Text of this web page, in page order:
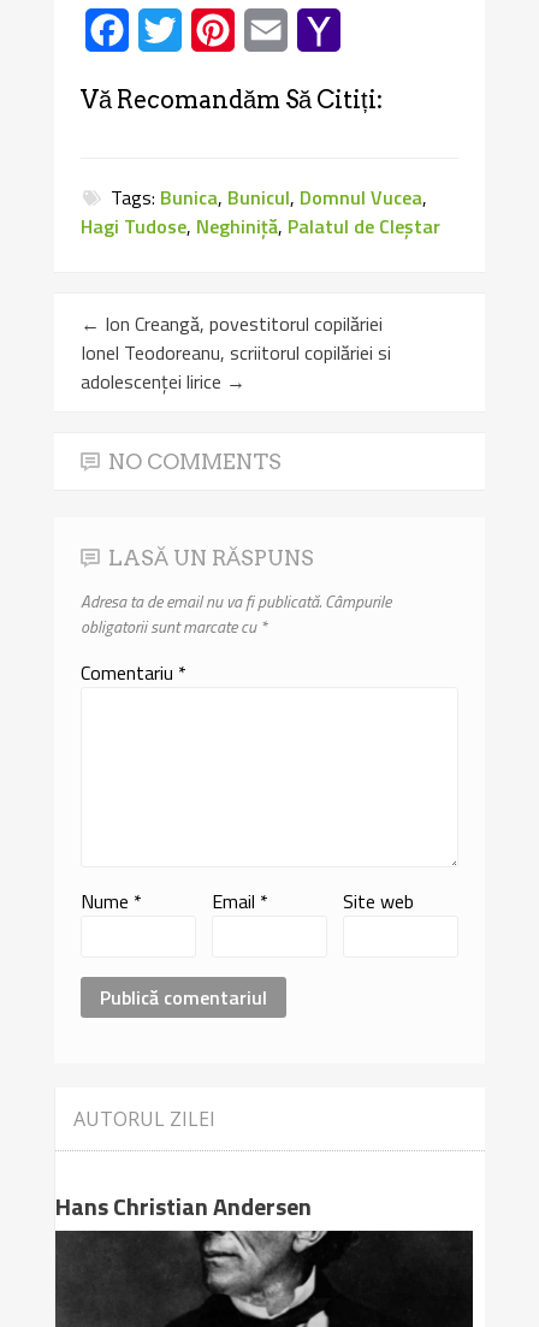
Facebook
Twitter PinterestEmail
Vă Recomandăm Să Citiți:
Tags: Bunica, Bunicul, Domnul Vucea,
Hagi Tudose, Neghiniţă, Palatul de Cleştar
← Ion Creangă, povestitorul copilăriei
Ionel Teodoreanu, scriitorul copilăriei si
adolescenței lirice →
NO COMMENTS
LASĂ UN RĂSPUNS
Adresa ta de email nu va fi publicată.Câmpurile
obligatorii sunt marcate cu*
Comentariu *
Nume * Email * Site web
AUTORUL ZILEI
Hans Christian Andersen